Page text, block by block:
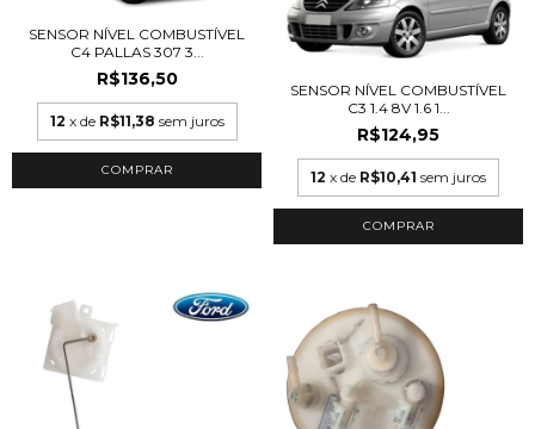
SENSOR NÍVEL COMBUSTÍVEL
C4 PALLAS 307 3...
R$136,50
12 x de R$11,38 sem juros
SENSOR NÍVEL COMBUSTÍVEL
C3 1.4 8V 1.6 1...
R$124,95
12 x de R$10,41 sem juros